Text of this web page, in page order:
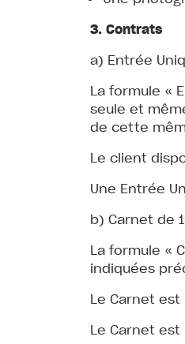
3. Contrats
a) Entrée
La formule «
seule et
de cette
Le client
Une Entrée
b) Carnet de
La formule «
indiquées
Le Carnet
Le Carnet